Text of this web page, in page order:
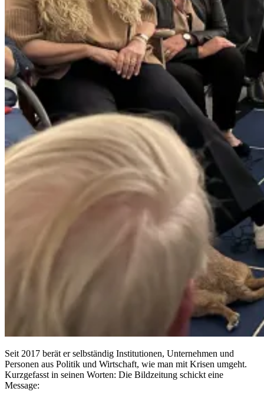
Seit 2017 berät er selbständig Institutionen, Unternehmen und
Personen aus Politik und Wirtschaft, wie man mit Krisen umgeht.
Kurzgefasst in seinen Worten: Die Bildzeitung schickt eine
Message: